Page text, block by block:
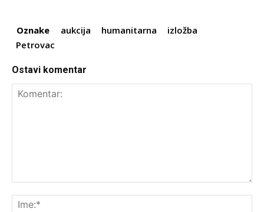
Oznake aukcija humanitarna
izložba
Petrovac
Ostavi komentar